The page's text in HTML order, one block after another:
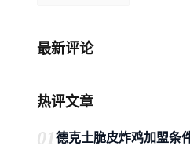
最新评论
热评文章
01德克士脆皮炸鸡加盟条